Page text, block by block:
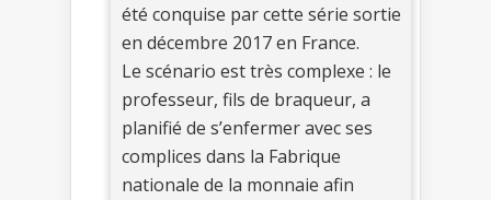
été conquise par cette série sortie
en décembre 2017 en France.
Le scénario est très complexe : le
professeur, fils de braqueur, a
planifié de s’enfermer avec ses
complices dans la Fabrique
nationale de la monnaie afin